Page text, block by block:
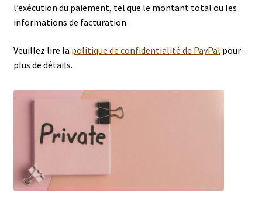
l’exécution du paiement, tel que le montant total ou les
informations de facturation.
Veuillez lire la politique de confidentialité de PayPal pour
plus de détails.